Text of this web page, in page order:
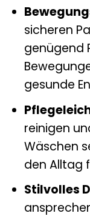
sicheren
genügend
gesunde
reinigen
Wäschen
den Alltag
Stilvolles